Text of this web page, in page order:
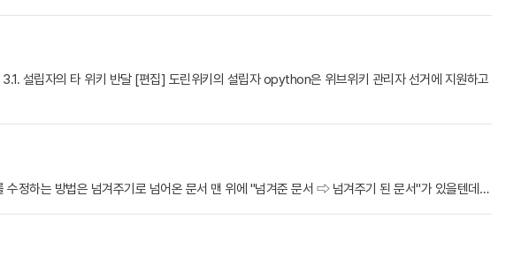
설립자의 타 위키 반달 [편집] 도린위키의 설립자 opython은 위브위키 관리자 선거에 지원하고
정하는 방법은 넘겨주기로 넘어온 문서 맨 위에 "넘겨준 문서 ⇨ 넘겨주기 된 문서"가 있을텐데…